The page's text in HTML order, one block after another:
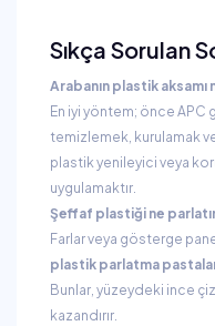
Sıkça Sorulan
Arabanın plastik aksamı
En iyi yöntem; önce
temizlemek, kurulamak
plastik yenileyici veya
uygulamaktır.
Şeffaf plastiği ne
Farlar veya gösterge
plastik parlatma
Bunlar, yüzeydeki ince
kazandırır.